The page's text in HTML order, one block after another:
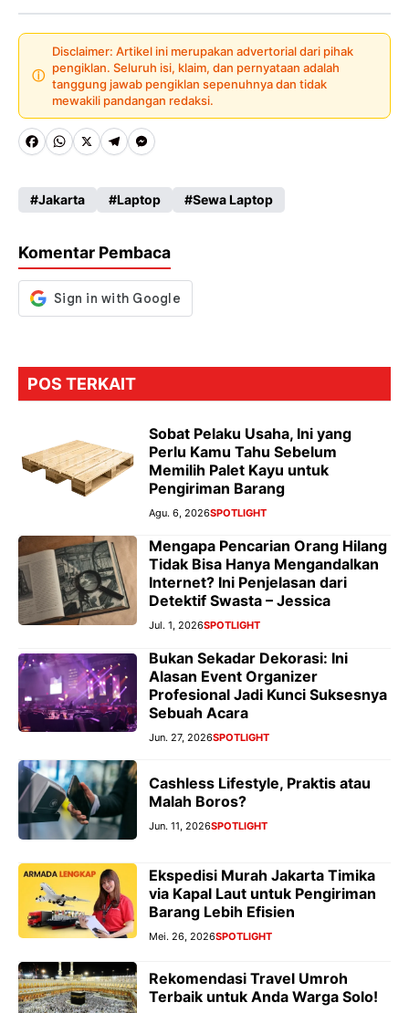
ⓘ
Disclaimer: Artikel ini merupakan advertorial dari pihak
pengiklan. Seluruh isi, klaim, dan pernyataan adalah
tanggung jawab pengiklan sepenuhnya dan tidak
mewakili pandangan redaksi.
Fa
b
o
k
W
ts
p
p
X
Te
gr
m
M
se
g
er
Jakarta Laptop Sewa Laptop
Komentar Pembaca
POS TERKAIT
Sobat Pelaku Usaha, Ini yang
Perlu Kamu Tahu Sebelum
Memilih Palet Kayu untuk
Pengiriman Barang
Agu. 6, 2026SPOTLIGHT
Mengapa Pencarian Orang Hilang
Tidak Bisa Hanya Mengandalkan
Internet? Ini Penjelasan dari
Detektif Swasta – Jessica
Jul. 1, 2026SPOTLIGHT
Bukan Sekadar Dekorasi: Ini
Alasan Event Organizer
Profesional Jadi Kunci Suksesnya
Sebuah Acara
Jun. 27, 2026SPOTLIGHT
Cashless Lifestyle, Praktis atau
Malah Boros?
Jun. 11, 2026SPOTLIGHT
Ekspedisi Murah Jakarta Timika
via Kapal Laut untuk Pengiriman
Barang Lebih Efisien
Mei. 26, 2026SPOTLIGHT
Rekomendasi Travel Umroh
Terbaik untuk Anda Warga Solo!